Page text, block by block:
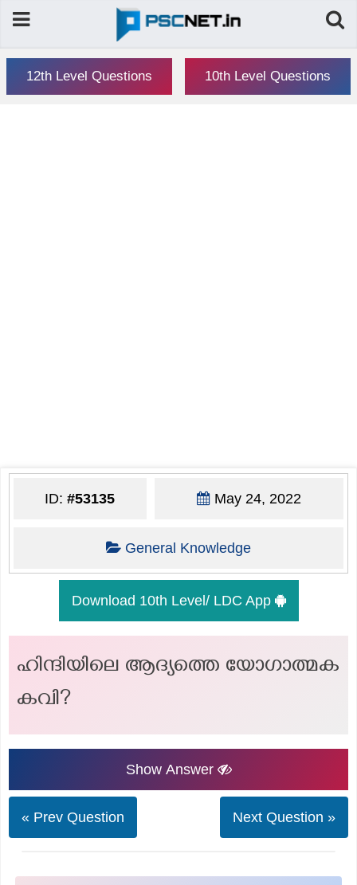
12th Level Questions 10th Level Questions
ID:#53135 May 24, 2022
General Knowledge
Download 10th Level/ LDC App
ഹിന്ദിയിലെ ആദ്യത്തെ യോഗാത്മക
കവി?
Show Answer
« Prev Question Next Question »